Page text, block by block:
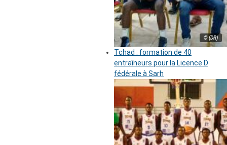
© (DR)
Tchad : formation de 40
entraîneurs pour la Licence D
fédérale à Sarh